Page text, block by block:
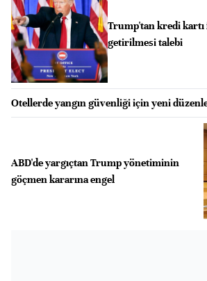
Trump'tan kredi kartı
getirilmesi talebi
Otellerde yangın güvenliği için yeni
ABD'de yargıçtan Trump yönetiminin
göçmen kararına engel